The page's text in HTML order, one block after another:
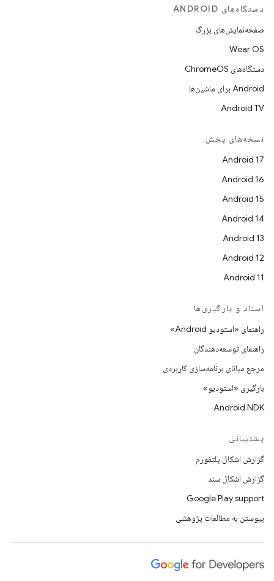
دستگاه‌های ANDROID
صفحه‌نمایش‌های بزرگ
Wear OS
دستگاه‌های ChromeOS
Android برای ماشین‌ها
Android TV
نسخه‌های پخش
Android 17
Android 16
Android 15
Android 14
Android 13
Android 12
Android 11
اسناد و بارگیری‌ها
راهنمای «استودیو Android»
راهنمای توسعه‌دهندگان
مرجع میانای برنامه‌سازی کاربردی
بارگیری «استودیو»
Android NDK
پشتیبانی
گزارش اشکال پلتفورم
گزارش اشکال سند
Google Play support
پیوستن به مطالعات پژوهشی